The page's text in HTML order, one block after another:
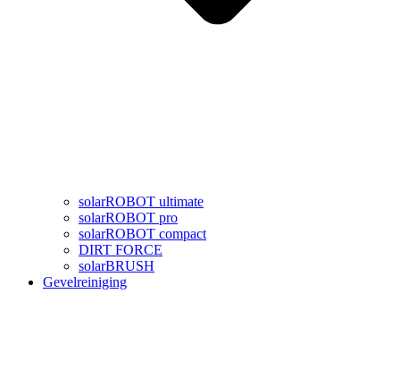
solarROBOT ultimate
solarROBOT pro
solarROBOT compact
DIRT FORCE
solarBRUSH
Gevelreiniging